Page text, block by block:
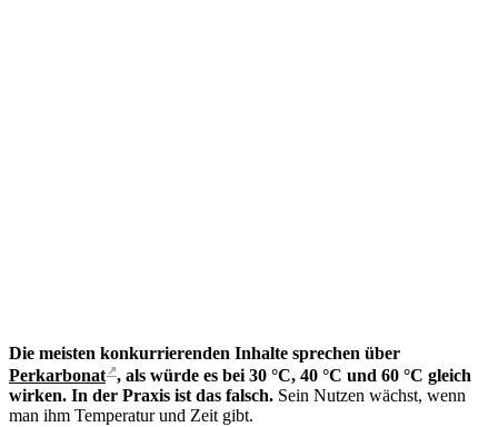
Die meisten konkurrierenden Inhalte sprechen über
Perkarbonat ↗, als würde es bei 30 °C, 40 °C und 60 °C gleich
wirken. In der Praxis ist das falsch. Sein Nutzen wächst, wenn
man ihm Temperatur und Zeit gibt.